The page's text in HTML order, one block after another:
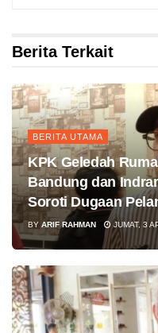
Berita Terkait
BERITA UTAMA
KPK Geledah
Bandung dan
Soroti Dugaan
BY ARIF RAHMAN JUMAT, 3